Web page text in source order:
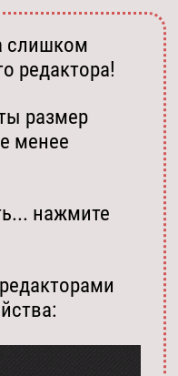
слишком
редактора!
размер
менее
нажмите